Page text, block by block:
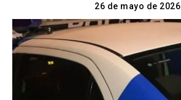
26 de mayo de 2026